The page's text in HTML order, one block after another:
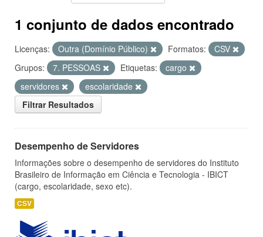
1 conjunto de dados encontrado
Licenças: Outra (Domínio Público) Formatos:
CSV
Grupos:
7. PESSOAS Etiquetas:
cargo
servidores
escolaridade
Filtrar Resultados
Desempenho de Servidores
Informações sobre o desempenho de servidores do Instituto
Brasileiro de Informação em Ciência e Tecnologia - IBICT
(cargo, escolaridade, sexo etc).
CSV